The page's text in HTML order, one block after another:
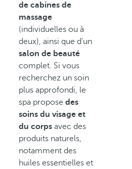
de cabines de
massage
(individuelles ou à
deux), ainsi que d'un
salon de beauté
complet. Si vous
recherchez un soin
plus approfondi, le
spa proposedes
soins du visage et
du corps avec des
produits naturels,
notamment des
huiles essentielles et